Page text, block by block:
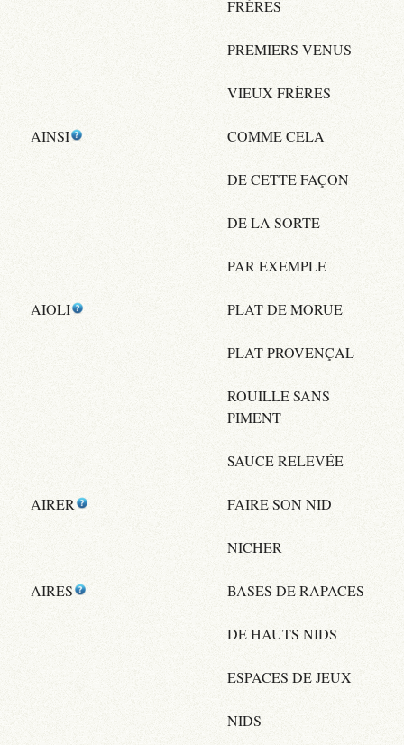
FRÈRES
PREMIERS VENUS
VIEUX FRÈRES
AINSI COMME CELA
DE CETTE FAÇON
DE LA SORTE
PAR EXEMPLE
AIOLI PLAT DE MORUE
PLAT PROVENÇAL
ROUILLE SANS
PIMENT
SAUCE RELEVÉE
AIRER FAIRE SON NID
NICHER
AIRES BASES DE RAPACES
DE HAUTS NIDS
ESPACES DE JEUX
NIDS